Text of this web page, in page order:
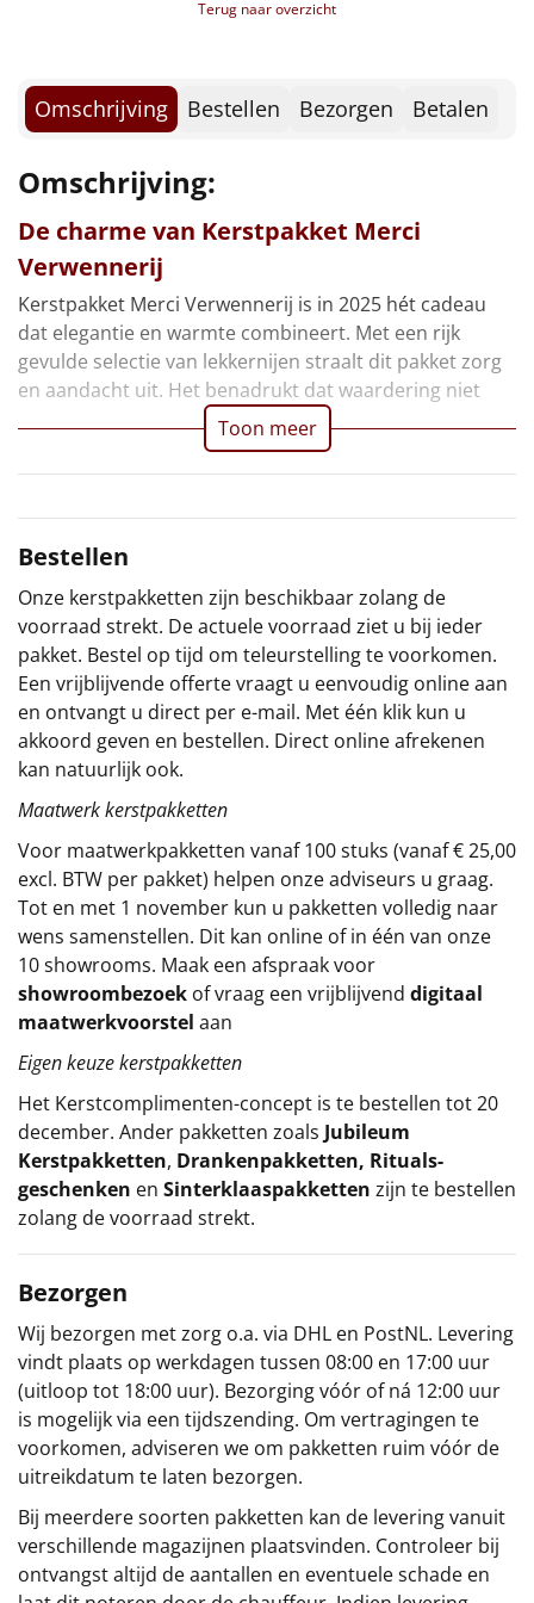
Slowcooker POPULAIR
Noodradio NIEUW
Deken (fleece plaid)
Alle artikelen
Overige
Ideeën
Doe het zelf
Sinterklaaspakketten
Particulier
Kerstgeschenken 2026
Relatiegeschenken
Cadeaubon
Per stuk
Alle overige
Skittles fruit, 18 gr, 2 st
Candy cane, 12 gr, 2 st
Haribo goudberen, 10 gr, 3 st
Smikkelboxx
Voucher Fletcher hotel
Voucher PonyparkCity
Kerstkaart
Verpakt in een feestelijke kerstdoos
Terug naar overzicht
Omschrijving Bestellen Bezorgen Betalen
Omschrijving:
De charme van Kerstpakket Merci
Verwennerij
Kerstpakket Merci Verwennerij is in 2025 hét cadeau
dat elegantie en warmte combineert. Met een rijk
gevulde selectie van lekkernijen straalt dit pakket zorg
en aandacht uit. Het benadrukt dat waardering niet
Toon meer
Bestellen
Onze kerstpakketten zijn beschikbaar zolang de
voorraad strekt. De actuele voorraad ziet u bij ieder
pakket. Bestel op tijd om teleurstelling te voorkomen.
Een vrijblijvende offerte vraagt u eenvoudig online aan
en ontvangt u direct per e-mail. Met één klik kun u
akkoord geven en bestellen. Direct online afrekenen
kan natuurlijk ook.
Maatwerk kerstpakketten
Voor maatwerkpakketten vanaf 100 stuks (vanaf € 25,00
excl. BTW per pakket) helpen onze adviseurs u graag.
Tot en met 1 november kun u pakketten volledig naar
wens samenstellen. Dit kan online of in één van onze
10 showrooms. Maak een afspraak voor
showroombezoek of vraag een vrijblijvend digitaal
maatwerkvoorstel aan
Eigen keuze kerstpakketten
Het Kerstcomplimenten-concept is te bestellen tot 20
december. Ander pakketten zoals Jubileum
Kerstpakketten, Drankenpakketten, Rituals-
geschenken en Sinterklaaspakketten zijn te bestellen
zolang de voorraad strekt.
Bezorgen
Wij bezorgen met zorg o.a. via DHL en PostNL. Levering
vindt plaats op werkdagen tussen 08:00 en 17:00 uur
(uitloop tot 18:00 uur). Bezorging vóór of ná 12:00 uur
is mogelijk via een tijdszending. Om vertragingen te
voorkomen, adviseren we om pakketten ruim vóór de
uitreikdatum te laten bezorgen.
Bij meerdere soorten pakketten kan de levering vanuit
verschillende magazijnen plaatsvinden. Controleer bij
ontvangst altijd de aantallen en eventuele schade en